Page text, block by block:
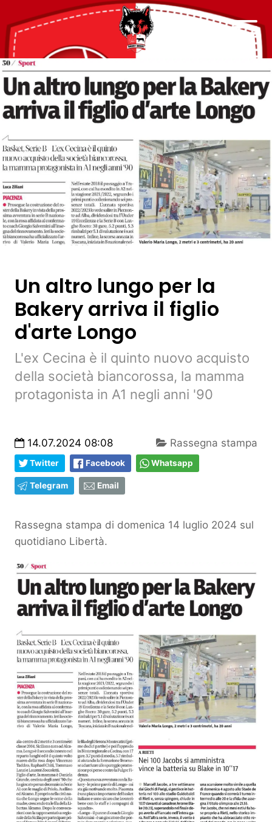
Un altro lungo per la
Bakery arriva il figlio
d'arte Longo
L'ex Cecina è il quinto nuovo acquisto
della società biancorossa, la mamma
protagonista in A1 negli anni '90
14.07.2024 08:08 Rassegna stampa
Twitter Facebook Whatsapp
Telegram Email
Rassegna stampa di domenica 14 luglio 2024 sul
quotidiano Libertà.